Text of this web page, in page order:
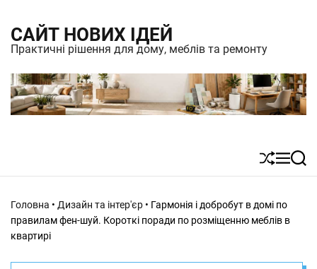
САЙТ НОВИХ ІДЕЙ
Практичні рішення для дому, меблів та ремонту
S
u
ff
M
n
u
S
Головна • Дизайн та інтер'єр • Гармонія і добробут в домі по
правилам фен-шуй. Короткі поради по розміщенню меблів в
квартирі